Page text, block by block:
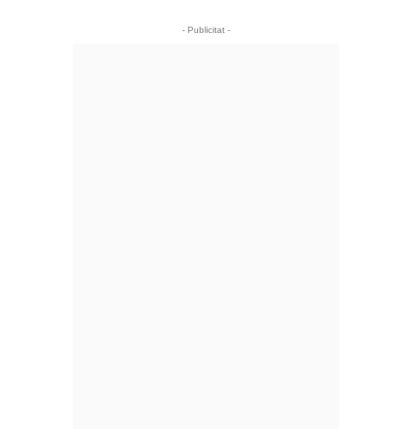
- Publicitat -